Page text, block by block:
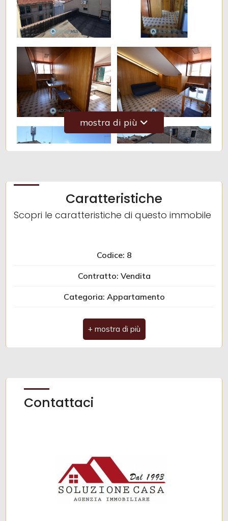
mostra di più
Caratteristiche
Scopri le caratteristiche di questo immobile
Codice: 8
Contratto: Vendita
Categoria: Appartamento
Indirizzo: Via Belzoni
Comune: Padova
Anno di costruzione: 1970
Spese condominio: € 98
Contattaci
Nuova costruzione
Lusso